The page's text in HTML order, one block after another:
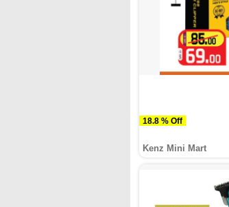
18.8 % Off
Kenz Mini Mart